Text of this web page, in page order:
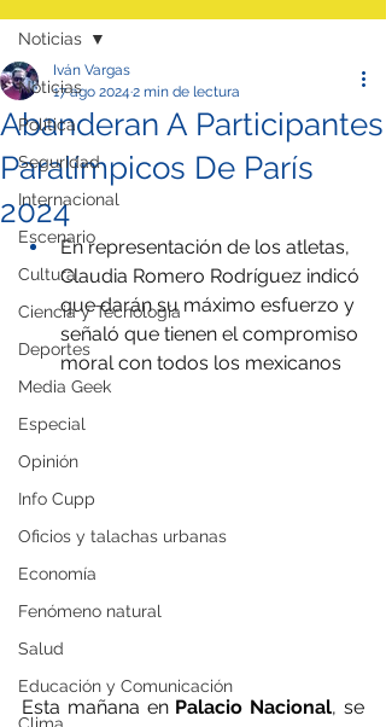
Noticias
Política
Seguridad
Internacional
Escenario
Cultura
Ciencia y Tecnología
Deportes
Media Geek
Especial
Opinión
Info Cupp
Oficios y talachas urbanas
Economía
Fenómeno natural
Salud
Educación y Comunicación
Noticias
Abanderan A Participantes
Paralímpicos De París
2024
Iván Vargas
17 ago 2024 2 min de lectura
En representación de los atletas,
Claudia Romero Rodríguez indicó
que darán su máximo esfuerzo y
señaló que tienen el compromiso
moral con todos los mexicanos
Esta mañana en Palacio Nacional, se